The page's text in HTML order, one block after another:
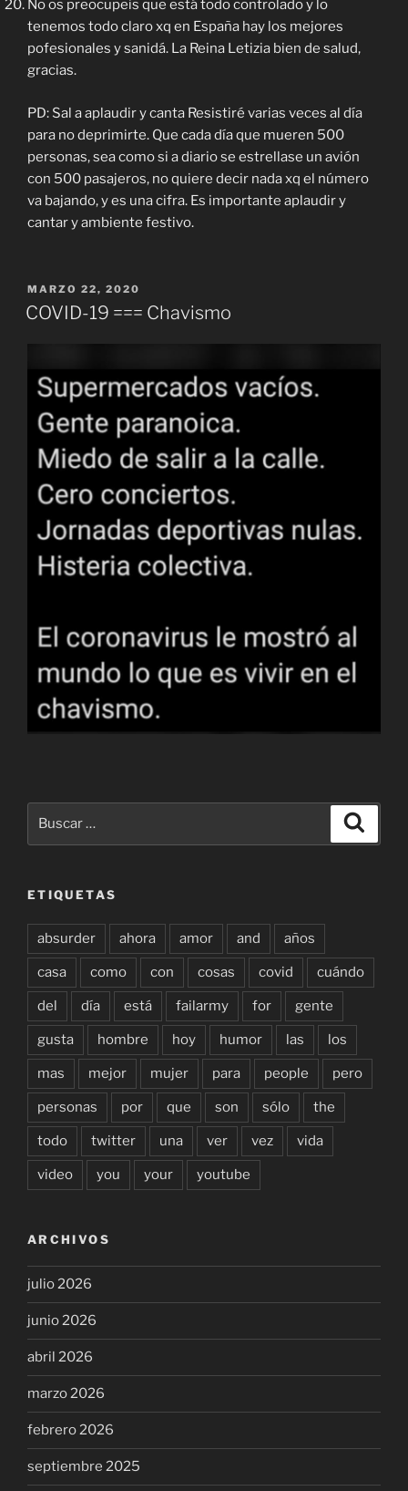
No os preocupeis que está todo controlado y lo
tenemos todo claro xq en España hay los mejores
pofesionales y sanidá. La Reina Letizia bien de salud,
gracias.
PD: Sal a aplaudir y canta Resistiré varias veces al día
para no deprimirte. Que cada día que mueren 500
personas, sea como si a diario se estrellase un avión
con 500 pasajeros, no quiere decir nada xq el número
va bajando, y es una cifra. Es importante aplaudir y
cantar y ambiente festivo.
PUBLICADO
EL
MARZO 22, 2020
COVID-19 === Chavismo
ETIQUETAS
absurder ahora amor and años
casa como con cosas covid cuándo
del día está failarmy for gente
gusta hombre hoy humor las los
mas mejor mujer para people pero
personas por que son sólo the
todo twitter una ver vez vida
video you your youtube
ARCHIVOS
julio 2026
junio 2026
abril 2026
marzo 2026
febrero 2026
septiembre 2025